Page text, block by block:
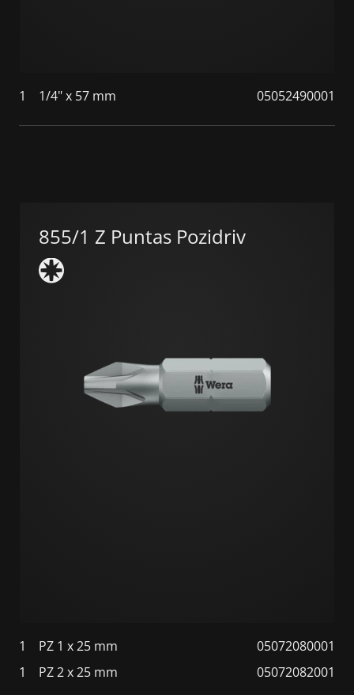
1 1/4" x 57 mm 05052490001
855/1 Z Puntas Pozidriv
1 PZ 1 x 25 mm
05072080001
1
PZ 2 x 25 mm 05072082001